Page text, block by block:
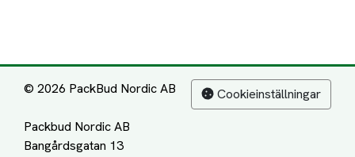
© 2026 PackBud Nordic AB
Packbud Nordic AB
Bangårdsgatan 13
Cookieinställningar